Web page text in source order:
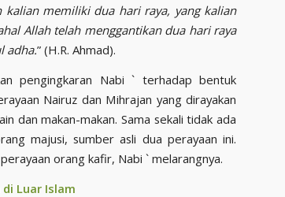
kalian memiliki dua hari raya, yang kalian
Allah telah menggantikan dua hari raya
adha.” (H.R. Ahmad).
pengingkaran Nabi ` terhadap bentuk
Nairuz dan Mihrajan yang dirayakan
dan makan-makan. Sama sekali tidak ada
majusi, sumber asli dua perayaan ini.
orang kafir, Nabi ` melarangnya.
Luar Islam